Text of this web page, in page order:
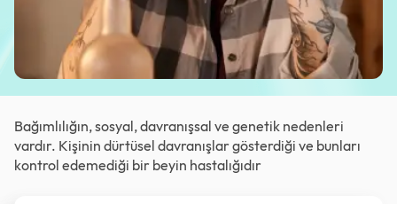
Bağımlılığın, sosyal, davranışsal ve genetik nedenleri
vardır. Kişinin dürtüsel davranışlar gösterdiği ve bunları
kontrol edemediği bir beyin hastalığıdır